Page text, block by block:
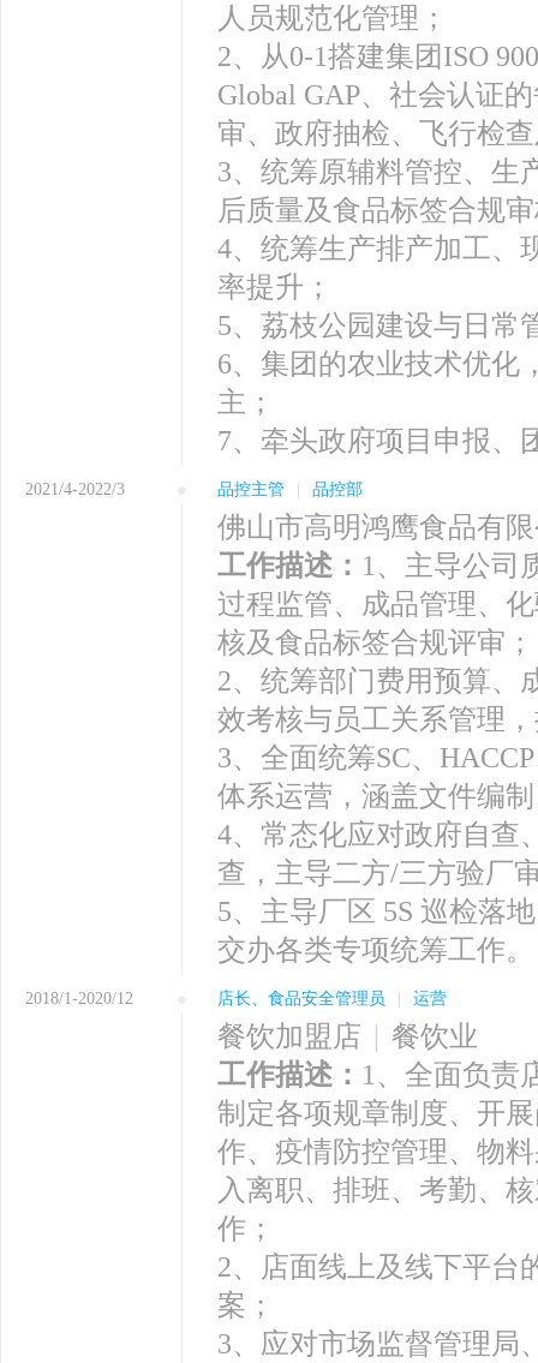
人员规范化管理；
2、从0-1搭建集团ISO
Global GAP、社会认证
审、政府抽检、飞行检
3、统筹原辅料管控、生
后质量及食品标签合规
4、统筹生产排产加工、
率提升；
5、荔枝公园建设与日常
6、集团的农业技术优化
主；
7、牵头政府项目申报、
2021/4-2022/3 品控主管 品控部
佛山市高明鸿鹰食品有
工作描述： 1、主导公司
过程监管、成品管理、
核及食品标签合规评审；
2、统筹部门费用预算、
效考核与员工关系管理
3、全面统筹SC、
体系运营，涵盖文件编
4、常态化应对政府自查
查，主导二方/三方验厂
5、主导厂区 5S 巡检落
交办各类专项统筹工作。
2018/1-2020/12 店长、食品安全管理员 运营
餐饮加盟店 | 餐饮业
工作描述： 1、全面负责
制定各项规章制度、开
作、疫情防控管理、物
入离职、排班、考勤、
作；
2、店面线上及线下平台
案；
3、应对市场监督管理局